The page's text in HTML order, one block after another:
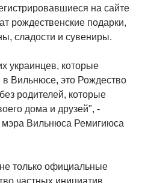
на сайте
рождественские подарки,
сладости и сувениры.
украинцев, которые
Вильнюсе, это Рождество
родителей, которые
дома и друзей", -
мэра Вильнюса Ремигиюса
только официальные
частных инициатив